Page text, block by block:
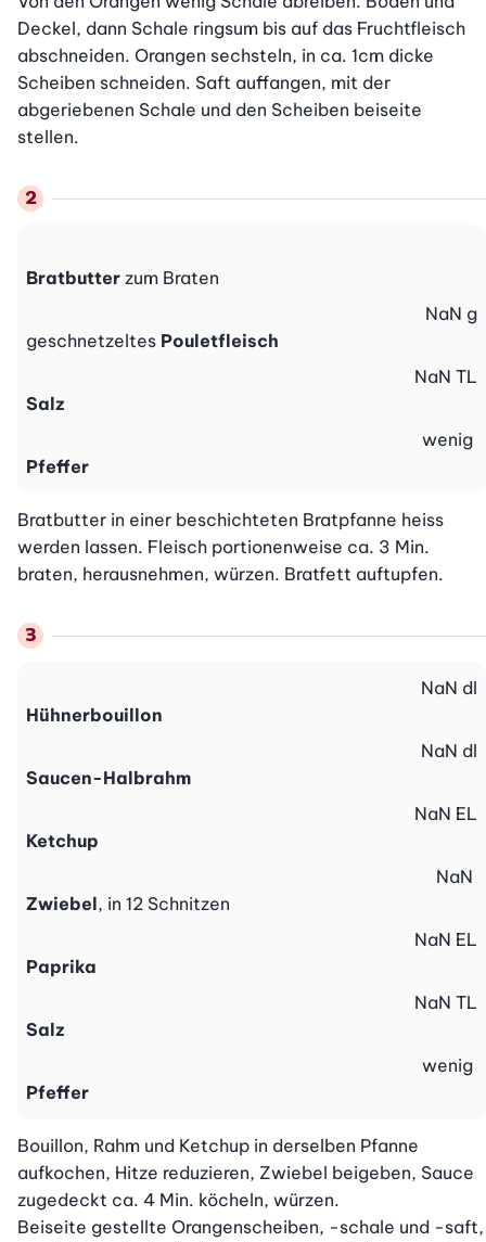
Deckel, dann Schale ringsum bis auf das Fruchtfleisch
abschneiden. Orangen sechsteln, in ca. 1cm dicke
Scheiben schneiden. Saft auffangen, mit der
abgeriebenen Schale und den Scheiben beiseite
stellen.
Bratbutter zum Braten
geschnetzeltes Pouletfleisch
NaN g
Salz
NaN TL
Pfeffer
wenig
Bratbutter in einer beschichteten Bratpfanne heiss
werden lassen. Fleisch portionenweise ca. 3 Min.
braten, herausnehmen, würzen. Bratfett auftupfen.
Hühnerbouillon
NaN dl
Saucen-Halbrahm
NaN dl
Ketchup
NaN EL
Zwiebel, in 12 Schnitzen
NaN
Paprika
NaN EL
Salz
NaN TL
Pfeffer
wenig
Bouillon, Rahm und Ketchup in derselben Pfanne
aufkochen, Hitze reduzieren, Zwiebel beigeben, Sauce
zugedeckt ca. 4 Min. köcheln, würzen.
Beiseite gestellte Orangenscheiben, -schale und -saft,